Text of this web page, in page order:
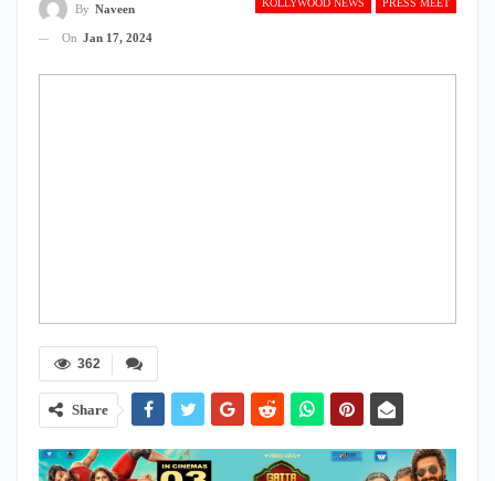
KOLLYWOOD NEWS PRESS MEET
By Naveen
On Jan 17, 2024
362
Share